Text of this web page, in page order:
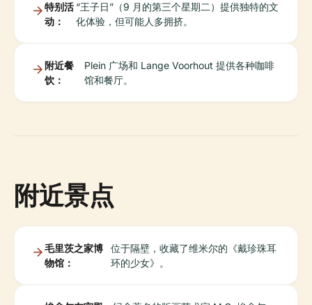
特别活
动：
“王子日”（9 月的第三个星期二）提供独特的文
化体验，但可能人多拥挤。
附近餐
饮：
Plein 广场和 Lange Voorhout 提供各种咖啡
馆和餐厅。
附近景点
毛里茨之家博
物馆：
位于隔壁，收藏了维米尔的《戴珍珠耳
环的少女》。